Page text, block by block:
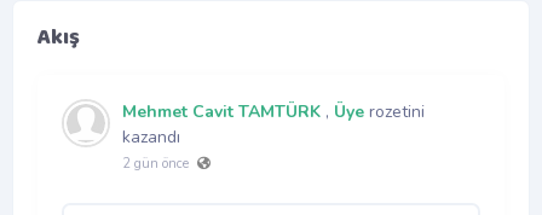
Akış
Mehmet Cavit TAMTÜRK , Üye rozetini
kazandı
2 gün önce